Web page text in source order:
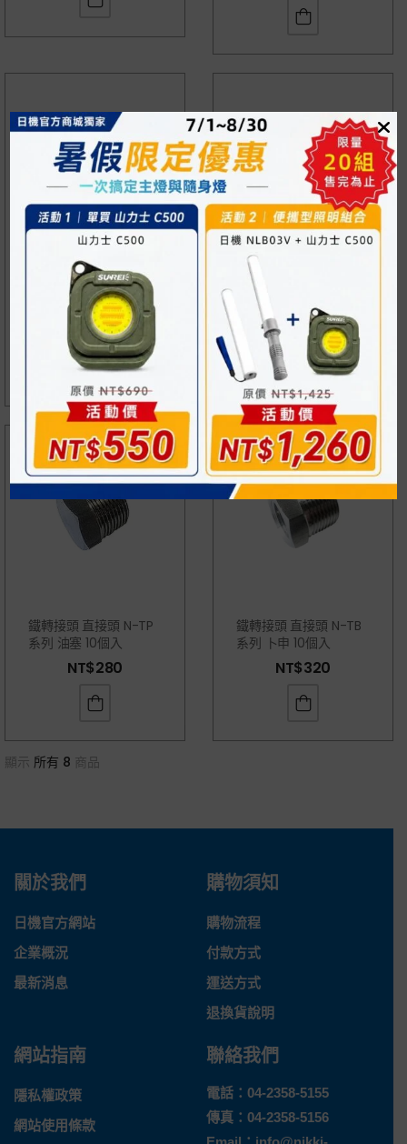
鐵轉接頭 彎頭 N-TTFL
系列 90°內外牙彎頭 10
NT$780
鐵轉接頭 三通 N-TTT
系列 外牙三通 10個入
NT$1,220
鐵轉接頭 直接頭 N-TP
系列 油塞 10個入
NT$280
鐵轉接頭 直接頭 N-TB
系列 卜申 10個入
NT$320
顯示 所有 8 商品
關於我們
日機官方網站
企業概況
最新消息
購物須知
購物流程
付款方式
運送方式
退換貨說明
網站指南
隱私權政策
網站使用條款
聯絡我們
電話： 04-2358-5155
傳真：04-2358-5156